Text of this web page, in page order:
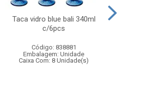
Taca vidro blue bali 340ml
c/6pcs
Código: 838881
Embalagem: Unidade
Caixa Com: 8 Unidade(s)